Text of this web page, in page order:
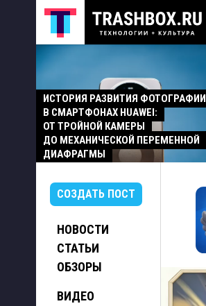
ИСТОРИЯ РАЗВИТИЯ ФОТОГРАФИИ
В СМАРТФОНАХ HUAWEI:
ОТ ТРОЙНОЙ КАМЕРЫ
ДО МЕХАНИЧЕСКОЙ ПЕРЕМЕННОЙ
ДИАФРАГМЫ
СОЗДАТЬ ПОСТ
НОВОСТИ
СТАТЬИ
ОБЗОРЫ
ВИДЕО